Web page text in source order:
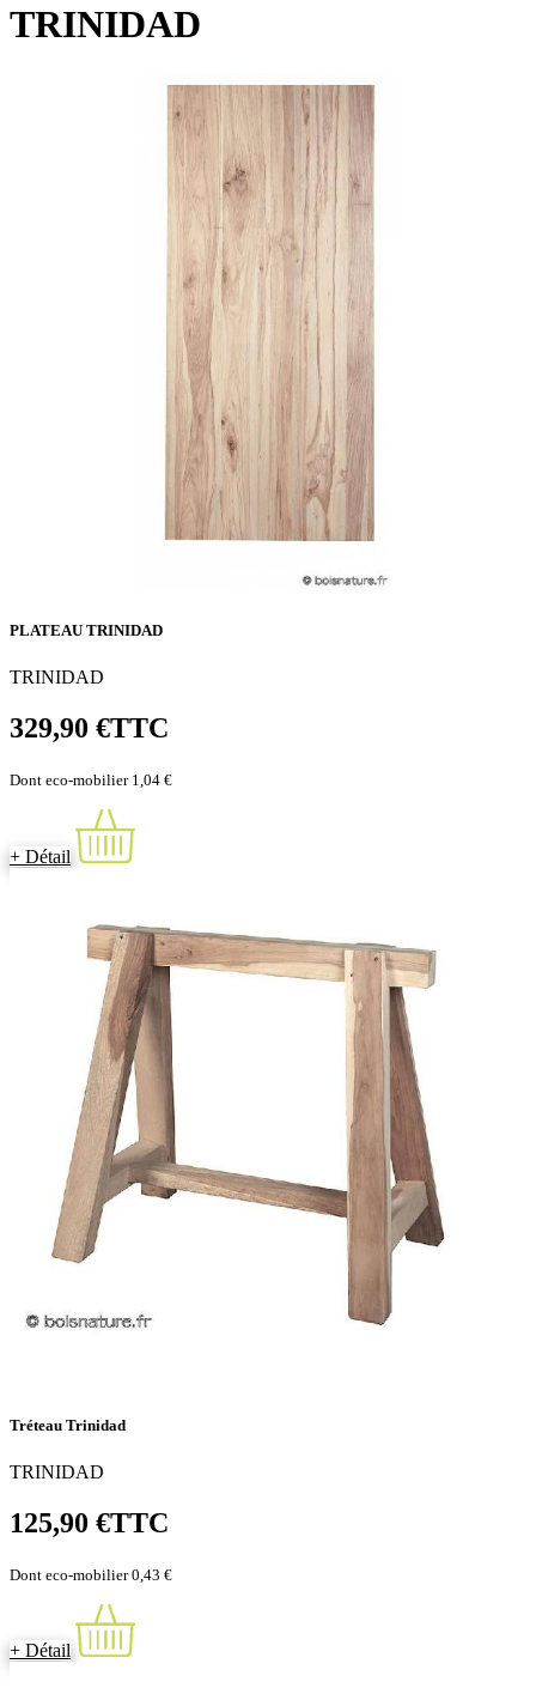
TRINIDAD
PLATEAU TRINIDAD
TRINIDAD
329,90 €TTC
Dont eco-mobilier 1,04 €
+ Détail
Tréteau Trinidad
TRINIDAD
125,90 €TTC
Dont eco-mobilier 0,43 €
+ Détail